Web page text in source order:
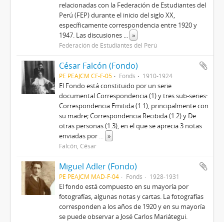
relacionadas con la Federación de Estudiantes del
Perú (FEP) durante el inicio del siglo XX,
específicamente correspondencia entre 1920 y
1947. Las discusiones ... »
Federación de Estudiantes del Perú
César Falcón (Fondo)
PE PEAJCM CF-F-05 Fonds 1910-1924
El Fondo está constituido por un serie
documental Correspondencia (1) y tres sub-series:
Correspondencia Emitida (1.1), principalmente con
su madre; Correspondencia Recibida (1.2) y De
otras personas (1.3), en el que se aprecia 3 notas
enviadas por ... »
Falcón, César
Miguel Adler (Fondo)
PE PEAJCM MAD-F-04 Fonds 1928-1931
El fondo está compuesto en su mayoría por
fotografías, algunas notas y cartas. La fotografías
corresponden a los años de 1920 y en su mayoría
se puede observar a José Carlos Mariátegui.